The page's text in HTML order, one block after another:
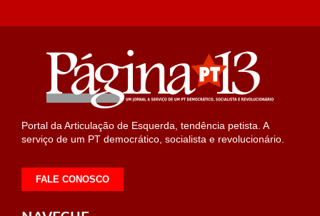
Portal da Articulação de Esquerda, tendência petista. A
serviço de um PT democrático, socialista e revolucionário.
FALE CONOSCO